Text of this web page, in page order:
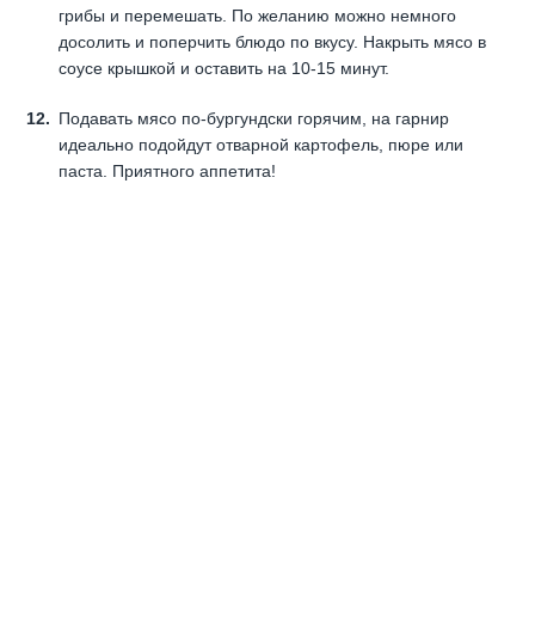
грибы и перемешать. По желанию можно немного
досолить и поперчить блюдо по вкусу. Накрыть мясо в
соусе крышкой и оставить на 10-15 минут.
Подавать мясо по-бургундски горячим, на гарнир
идеально подойдут отварной картофель, пюре или
паста. Приятного аппетита!